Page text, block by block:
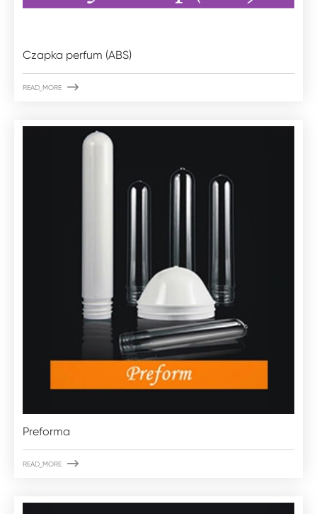
Czapka perfum (ABS)
READ_MORE 
Preforma
READ_MORE 